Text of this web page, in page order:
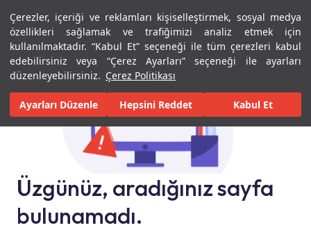
Çerezler, içeriği ve reklamları kişiselleştirmek, sosyal medya
özellikleri sağlamak ve trafiğimizi analiz etmek için
kullanılmaktadır. “Kabul Et” seçeneği ile tüm çerezleri kabul
edebilirsiniz veya “Çerez Ayarları” seçeneği ile ayarları
düzenleyebilirsiniz. Çerez Politikası
Ayarları Düzenle Hepsini Reddet Kabul Et
Menü Menü
Üzgünüz, aradığınız sayfa
bulunamadı.